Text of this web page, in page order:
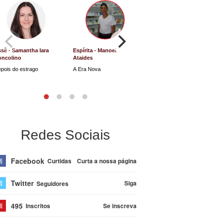
- Samantha Iara
do estrago
Espírita - Manoel
Ataides
A Era Nova
Redes Sociais
Facebook Curtidas Curta a nossa página
Twitter Seguidores Siga
495 Inscritos Se inscreva